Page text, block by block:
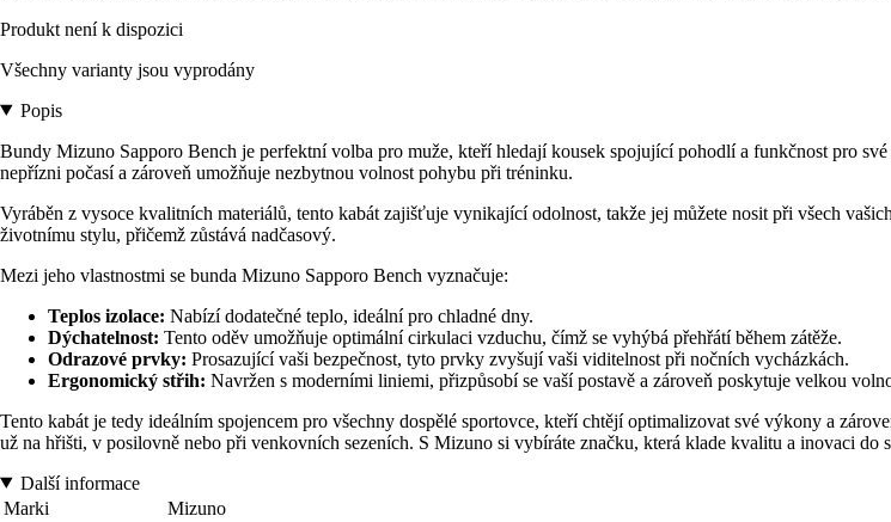
Produkt není k dispozici
Všechny varianty jsou vyprodány
Popis
Bundy Mizuno Sapporo Bench je perfektní volba pro muže, kteří hledají kousek spojující pohodlí a funkčnost pro
nepřízni počasí a zároveň umožňuje nezbytnou volnost pohybu při tréninku.
Vyráběn z vysoce kvalitních materiálů, tento kabát zajišťuje vynikající odolnost, takže jej můžete nosit při všech
životnímu stylu, přičemž zůstává nadčasový.
Mezi jeho vlastnostmi se bunda Mizuno Sapporo Bench vyznačuje:
Teplos izolace: Nabízí dodatečné teplo, ideální pro chladné dny.
Dýchatelnost: Tento oděv umožňuje optimální cirkulaci vzduchu, čímž se vyhýbá přehřátí během zátěže.
Odrazové prvky: Prosazující vaši bezpečnost, tyto prvky zvyšují vaši viditelnost při nočních vycházkách.
Ergonomický střih: Navržen s moderními liniemi, přizpůsobí se vaší postavě a zároveň poskytuje velkou
Tento kabát je tedy ideálním spojencem pro všechny dospělé sportovce, kteří chtějí optimalizovat své výkony a
už na hřišti, v posilovně nebo při venkovních sezeních. S Mizuno si vybíráte značku, která klade kvalitu a inovaci do
Další informace
Marki
Mizuno